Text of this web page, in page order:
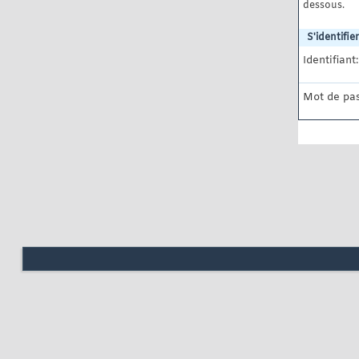
dessous.
S'identifier
Identifiant:
Mot de